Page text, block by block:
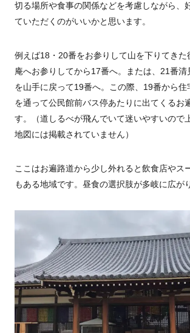
切る場所や食事の関係などを考慮しながら、
ていただくのがいいかと思います。
例えば18・20番をお参りして山を下りてき
庵へお参りしてから17番へ。または、21番清
を山手に戻って19番へ。この際、19番から
を通って公民館前バス停あたりに出てくるお
す。（道しるべが飛んでいて迷いやすいので
地図には掲載されていません）
ここはお遍路道から少し外れると飲食店やス
もある地域です。昼食の選択肢が多岐に広が